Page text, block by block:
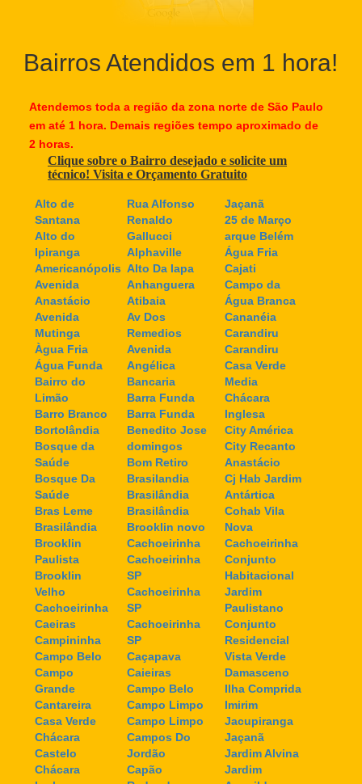
Bairros Atendidos em 1 hora!
Atendemos toda a região da zona norte de São Paulo
em até 1 hora. Demais regiões tempo aproximado de
2 horas.
Clique sobre o Bairro desejado e solicite um
técnico! Visita e Orçamento Gratuito
Alto de
Santana
Alto do
Ipiranga
Americanópolis
Avenida
Anastácio
Avenida
Mutinga
Àgua Fria
Água Funda
Bairro do
Limão
Barro Branco
Bortolândia
Bosque da
Saúde
Bosque Da
Saúde
Bras Leme
Brasilândia
Brooklin
Paulista
Brooklin
Velho
Cachoeirinha
Caeiras
Campininha
Campo Belo
Campo
Grande
Cantareira
Casa Verde
Chácara
Castelo
Chácara
Rua Alfonso
Renaldo
Gallucci
Alphaville
Alto Da lapa
Anhanguera
Atibaia
Av Dos
Remedios
Avenida
Angélica
Bancaria
Barra Funda
Barra Funda
Benedito Jose
domingos
Bom Retiro
Brasilandia
Brasilândia
Brasilândia
Brooklin novo
Cachoeirinha
Cachoeirinha
SP
Cachoeirinha
SP
Cachoeirinha
SP
Caçapava
Caieiras
Campo Belo
Campo Limpo
Campo Limpo
Campos Do
Jordão
Capão
Jaçanã
25 de Março
arque Belém
Água Fria
Cajati
Campo da
Água Branca
Cananéia
Carandiru
Carandiru
Casa Verde
Media
Chácara
Inglesa
City América
City Recanto
Anastácio
Cj Hab Jardim
Antártica
Cohab Vila
Nova
Cachoeirinha
Conjunto
Habitacional
Jardim
Paulistano
Conjunto
Residencial
Vista Verde
Damasceno
Ilha Comprida
Imirim
Jacupiranga
Jaçanã
Jardim Alvina
Jardim